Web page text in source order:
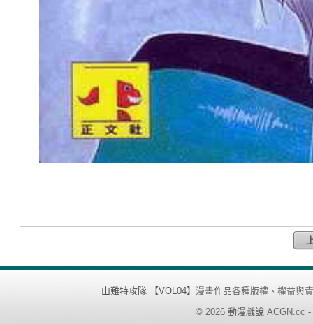
山難特攻隊 【VOL04】 漫畫作品各種版權、權益與
© 2026 動漫戲說 ACGN.cc